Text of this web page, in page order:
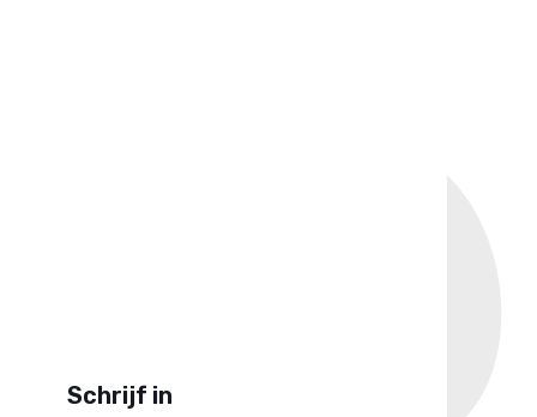
Schrijf in